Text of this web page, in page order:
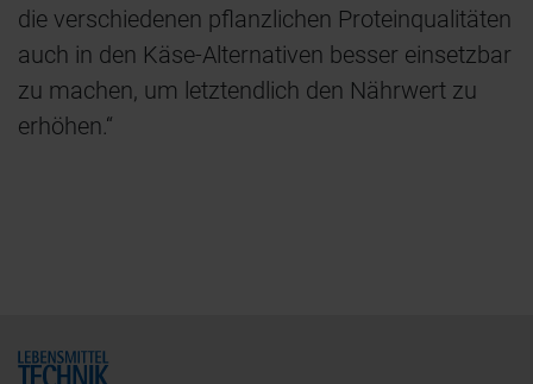
die verschiedenen pflanzlichen Proteinqualitäten
auch in den Käse-Alternativen besser einsetzbar
zu machen, um letztendlich den Nährwert zu
erhöhen.“
Home